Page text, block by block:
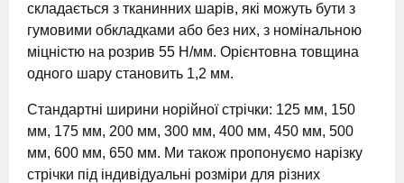
складається з тканинних шарів, які можуть бути з
гумовими обкладками або без них, з номінальною
міцністю на розрив 55 Н/мм. Орієнтовна товщина
одного шару становить 1,2 мм.
Стандартні ширини норійної стрічки: 125 мм, 150
мм, 175 мм, 200 мм, 300 мм, 400 мм, 450 мм, 500
мм, 600 мм, 650 мм. Ми також пропонуємо нарізку
стрічки під індивідуальні розміри для різних